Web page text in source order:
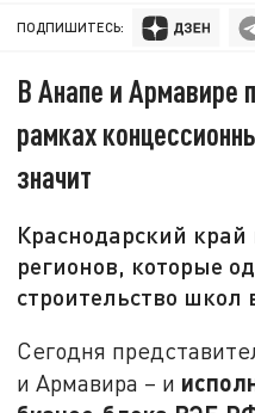
ПОДПИШИТЕСЬ:
В Анапе и Армавире
рамках
значит
Краснодарский
регионов, которые
строительство школ
Сегодня
и Армавира – и